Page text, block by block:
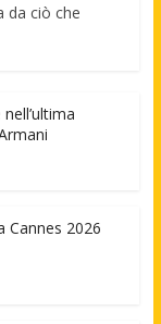
da ciò che
Cannes 2026